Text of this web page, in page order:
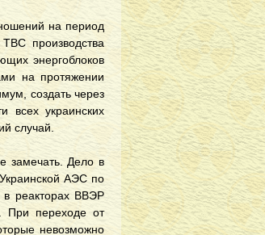
на период
производства
энергоблоков
на протяжении
создать через
всех украинских
случай.
замечать. Дело в
АЭС по
в реакторах ВВЭР
При переходе от
невозможно